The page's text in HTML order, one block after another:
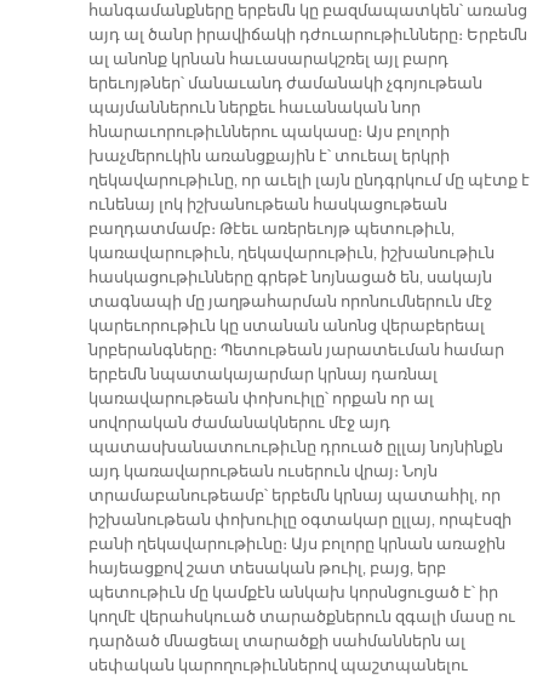
հանգամանքները երբեմն կը բազմապատկեն՝ առանց
այդ ալ ծանր իրավիճակի դժուարութիւնները։ Երբեմն
ալ անոնք կրնան հաւասարակշռել այլ բարդ
երեւոյթներ՝ մանաւանդ ժամանակի չգոյութեան
պայմաններուն ներքեւ հաւանական նոր
հնարաւորութիւններու պակասը։ Այս բոլորի
խաչմերուկին առանցքային է՝ տուեալ երկրի
ղեկավարութիւնը, որ աւելի լայն ընդգրկում մը պէտք է
ունենայ լոկ իշխանութեան հասկացութեան
բաղդատմամբ։ Թէեւ առերեւոյթ պետութիւն,
կառավարութիւն, ղեկավարութիւն, իշխանութիւն
հասկացութիւնները գրեթէ նոյնացած են, սակայն
տագնապի մը յաղթահարման որոնումներուն մէջ
կարեւորութիւն կը ստանան անոնց վերաբերեալ
նրբերանգները։ Պետութեան յարատեւման համար
երբեմն նպատակայարմար կրնայ դառնալ
կառավարութեան փոխուիլը՝ որքան որ ալ
սովորական ժամանակներու մէջ այդ
պատասխանատուութիւնը դրուած ըլլայ նոյնինքն
այդ կառավարութեան ուսերուն վրայ։ Նոյն
տրամաբանութեամբ՝ երբեմն կրնայ պատահիլ, որ
իշխանութեան փոխուիլը օգտակար ըլլայ, որպէսզի
բանի ղեկավարութիւնը։ Այս բոլորը կրնան առաջին
հայեացքով շատ տեսական թուիլ, բայց, երբ
պետութիւն մը կամքէն անկախ կորսնցուցած է՝ իր
կողմէ վերահսկուած տարածքներուն զգալի մասը ու
դարձած մնացեալ տարածքի սահմաններն ալ
սեփական կարողութիւններով պաշտպանելու